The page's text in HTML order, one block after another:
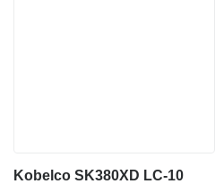
Kobelco SK380XD LC-10